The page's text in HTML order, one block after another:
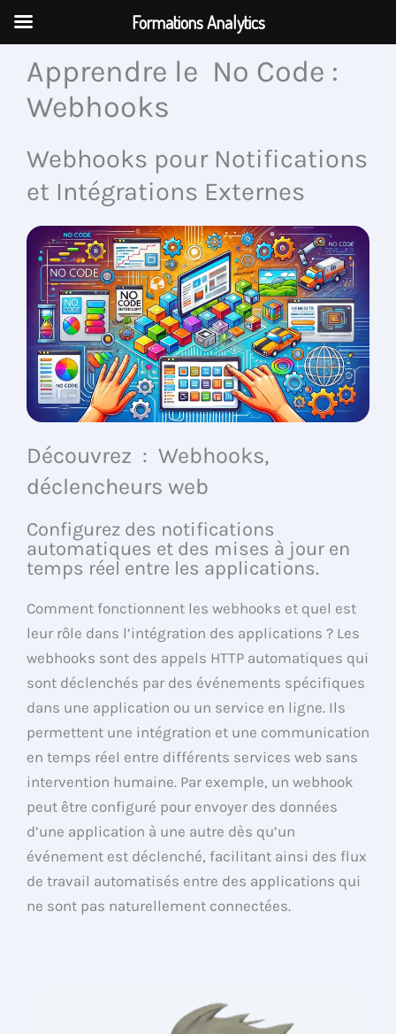
Aller
contenuApprendre le No Code :
Webhooks
Webhooks pour Notifications
et Intégrations Externes
Découvrez : Webhooks,
déclencheurs web
Configurez des notifications
automatiques et des mises à jour en
temps réel entre les applications.
Comment fonctionnent les webhooks et quel est
leur rôle dans l’intégration des applications ? Les
webhooks sont des appels HTTP automatiques qui
sont déclenchés par des événements spécifiques
dans une application ou un service en ligne. Ils
permettent une intégration et une communication
en temps réel entre différents services web sans
intervention humaine. Par exemple, un webhook
peut être configuré pour envoyer des données
d’une application à une autre dès qu’un
événement est déclenché, facilitant ainsi des flux
de travail automatisés entre des applications qui
ne sont pas naturellement connectées.
Formations Analytics